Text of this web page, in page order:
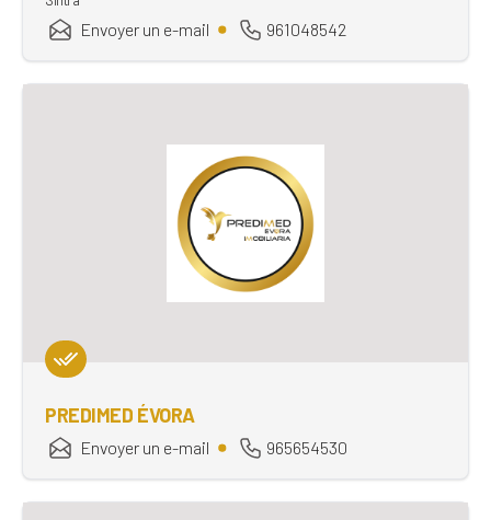
Envoyer un e-mail 961048542
PREDIMED ÉVORA
Envoyer un e-mail 965654530